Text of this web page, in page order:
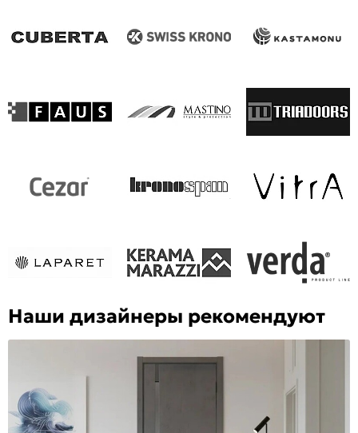
Наши дизайнеры рекомендуют